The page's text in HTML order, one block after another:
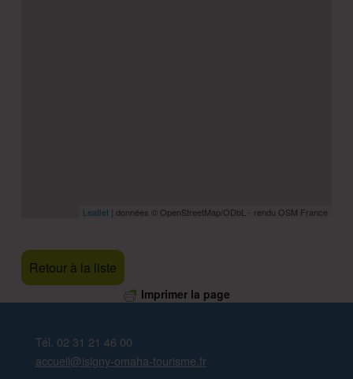
Leaflet | données © OpenStreetMap/ODbL - rendu OSM France
Retour à la liste
Imprimer la page
Skip back to main navigation
Tél. 02 31 21 46 00
accueil@isigny-omaha-tourisme.fr